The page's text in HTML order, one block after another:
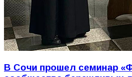
В Сочи прошел семинар